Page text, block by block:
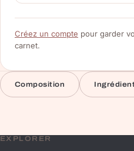
Créez un compte pour garder
carnet.
Composition
EXPLORER